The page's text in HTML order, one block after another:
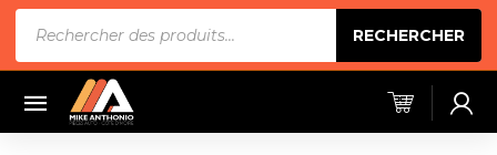
produits
RECHERCHER